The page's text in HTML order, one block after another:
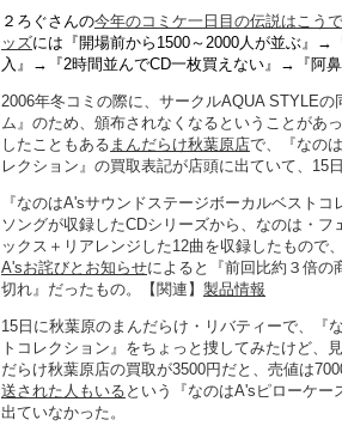
２ろぐさんの今年のコミケ一日目の伝説はこう
ッズには『開場前から1500～2000人が並ぶ』→
入』→『2時間並んでCD一枚買えない』→『阿
2006年冬コミの際に、サークルAQUA STYLE
ム』のため、頒布されなくなるということがあ
したこともある まんだらけ秋葉原店で、『なの
レクション』の買取表記が店頭に出ていて、15
『なのはA'sサウンドステージボーカルベスト
ソングが収録したCDシリーズから、なのは・
ックス＋リアレンジした12曲を収録したもので
A'sお詫びとお知らせによると『前回比約３倍の
切れ』だったもの。【関連】 製品情報
15日に秋葉原のまんだらけ・リバティーで、『
トコレクション』をちょっと捜してみたけど、
だらけ秋葉原店の買取が3500円だと、売値は
送された人もいる という『なのはA'sピローケ
出ていなかった。